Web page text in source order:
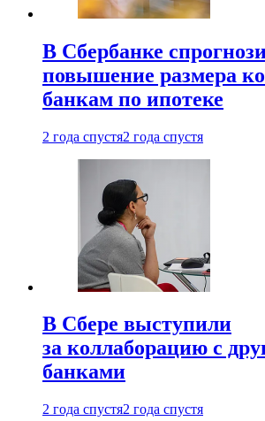
В Сбербанке
повышение размера
банкам по ипотеке
2 года спустя2 года спустя
В Сбере выступили
за коллаборацию с
банками
2 года спустя2 года спустя